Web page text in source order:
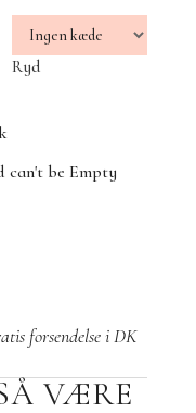
Ryd
can't be Empty
forsendelse i DK
VÆRE